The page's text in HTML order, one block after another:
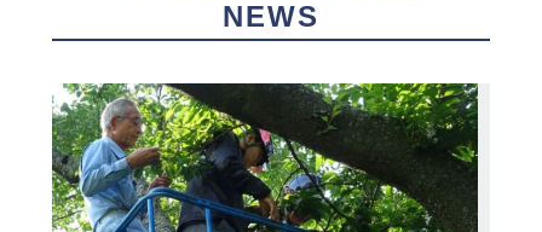
NEWS